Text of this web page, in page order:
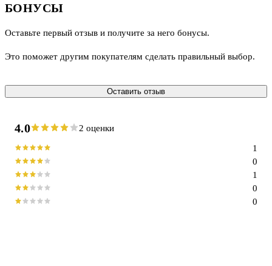
БОНУСЫ
Оставьте первый отзыв и получите за него бонусы.
Это поможет другим покупателям сделать правильный выбор.
Оставить отзыв
4.0 2 оценки
0
0
1
0
1